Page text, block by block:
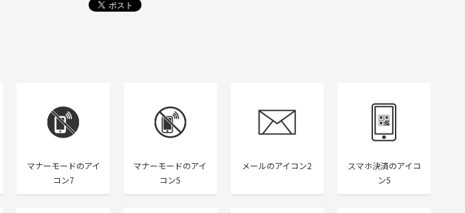
マナーモードのアイ
コン7
マナーモードのアイ
コン5
メールのアイコン2
スマホ決済のアイコ
ン5